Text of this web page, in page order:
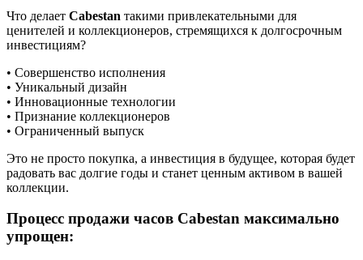
Что делает Cabestan такими привлекательными для
ценителей и коллекционеров, стремящихся к долгосрочным
инвестициям?
• Совершенство исполнения
• Уникальный дизайн
• Инновационные технологии
• Признание коллекционеров
• Ограниченный выпуск
Это не просто покупка, а инвестиция в будущее, которая будет
радовать вас долгие годы и станет ценным активом в вашей
коллекции.
Процесс продажи часов Cabestan максимально
упрощен: